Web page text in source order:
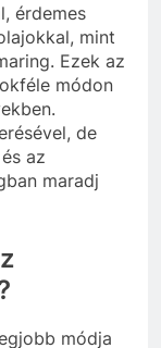
érdemes
mint
Ezek az
módon
de
az
maradj
módja